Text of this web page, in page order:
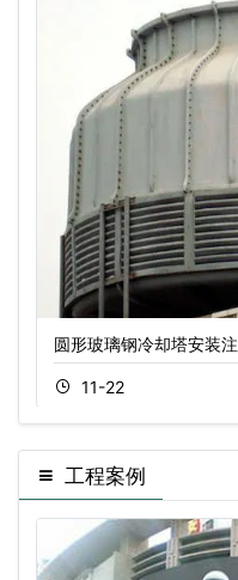
圆形玻璃钢冷却塔安装注
11-22
工程案例